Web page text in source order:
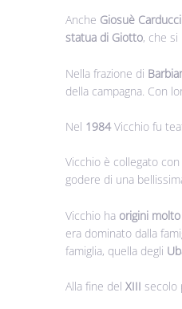
Anche Giosuè Carducci
statua di Giotto, che si
Nella frazione di
della campagna. Con
Nel 1984Vicchio fu
Vicchio è collegato con
godere di una
Vicchio ha origini
era dominato dalla
famiglia, quella degli
Alla fine del XIII secolo